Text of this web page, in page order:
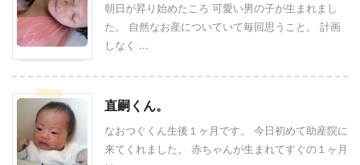
朝日が昇り始めたころ 可愛い男の子が生まれまし
た。 自然なお産についていて毎回思うこと。 計画
しなく ...
直嗣くん。
なおつぐくん生後１ヶ月です。 今日初めて助産院に
来てくれました。 赤ちゃんが生まれてすぐの１ヶ月